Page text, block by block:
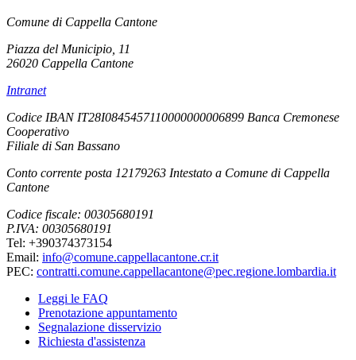
Comune di Cappella Cantone
Piazza del Municipio, 11
26020 Cappella Cantone
Intranet
Codice IBAN IT28I0845457110000000006899 Banca Cremonese
Cooperativo
Filiale di San Bassano
Conto corrente posta 12179263 Intestato a Comune di Cappella
Cantone
Codice fiscale: 00305680191
P.IVA: 00305680191
Tel: +390374373154
Email: info@comune.cappellacantone.cr.it
PEC: contratti.comune.cappellacantone@pec.regione.lombardia.it
Leggi le FAQ
Prenotazione appuntamento
Segnalazione disservizio
Richiesta d'assistenza